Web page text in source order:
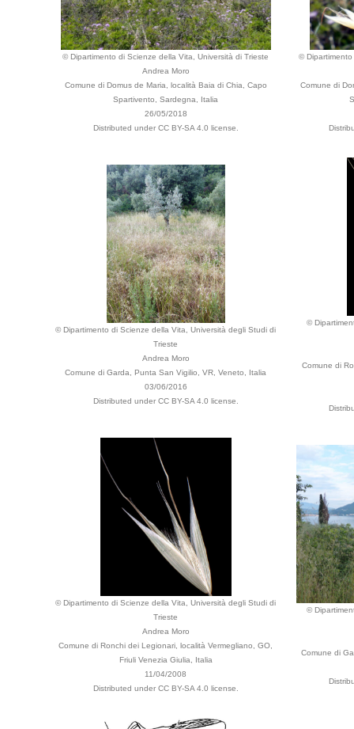
© Dipartimento di Scienze della Vita, Università di Trieste
Andrea Moro
Comune di Domus de Maria, località Baia di Chia, Capo
Spartivento, Sardegna, Italia
26/05/2018
Distributed under CC BY-SA 4.0 license.
©
Comune di
© Dipartimento di Scienze della Vita, Università degli Studi di
Trieste
Andrea Moro
Comune di Garda, Punta San Vigilio, VR, Veneto, Italia
03/06/2016
Distributed under CC BY-SA 4.0 license.
©
Comune di
© Dipartimento di Scienze della Vita, Università degli Studi di
Trieste
Andrea Moro
Comune di Ronchi dei Legionari, località Vermegliano, GO,
Friuli Venezia Giulia, Italia
11/04/2008
Distributed under CC BY-SA 4.0 license.
©
Comune di